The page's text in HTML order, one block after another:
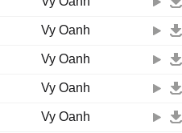
Vy Oanh
Vy Oanh
Vy Oanh
Vy Oanh